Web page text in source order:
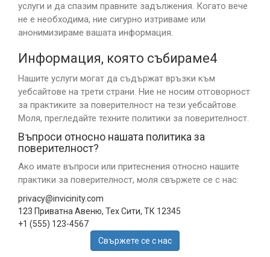
услуги и да спазим правните задължения. Когато вече
не е необходима, ние сигурно изтриваме или
анонимизираме вашата информация.
Информация, която събираме4
Нашите услуги могат да съдържат връзки към
уебсайтове на трети страни. Ние не носим отговорност
за практиките за поверителност на тези уебсайтове.
Моля, прегледайте техните политики за поверителност.
Въпроси относно нашата политика за
поверителност?
Ако имате въпроси или притеснения относно нашите
практики за поверителност, моля свържете се с нас:
privacy@invicinity.com
123 Приватна Авеню, Тех Сити, ТК 12345
+1 (555) 123-4567
Свържете се с нас